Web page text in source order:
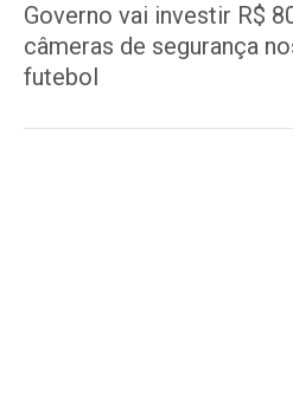
Governo vai investir R$
câmeras de segurança
futebol